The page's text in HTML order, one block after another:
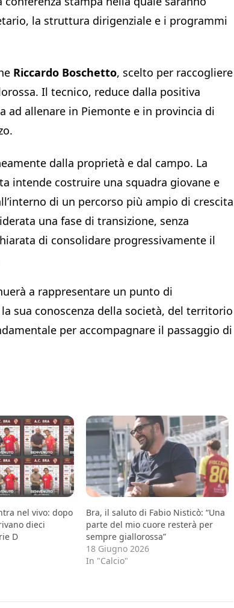
la struttura dirigenziale e i programmi
Riccardo Boschetto, scelto per raccogliere
Il tecnico, reduce dalla positiva
ad allenare in Piemonte e in provincia di
dalla proprietà e dal campo. La
intende costruire una squadra giovane e
di un percorso più ampio di crescita
una fase di transizione, senza
di consolidare progressivamente il
a rappresentare un punto di
sua conoscenza della società, del territorio
per accompagnare il passaggio di
nel vivo: dopo
dieci
D
Bra, il saluto di Fabio Nisticò: “Una
parte del mio cuore resterà per
sempre giallorossa”
18 Giugno 2026
In "Calcio"